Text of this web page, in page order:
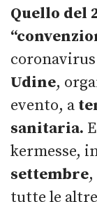
Quello del
Udine,
evento, a
sanitaria.
kermesse,
settembre
tutte le